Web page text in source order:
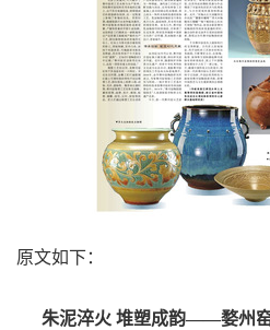
原文如下：
朱泥淬火 堆塑成韵——婺州